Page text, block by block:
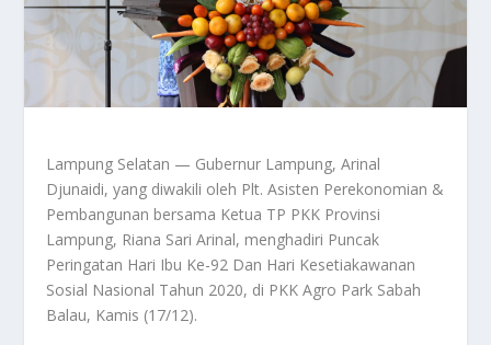
Lampung Selatan — Gubernur Lampung, Arinal
Djunaidi, yang diwakili oleh Plt. Asisten Perekonomian &
Pembangunan bersama Ketua TP PKK Provinsi
Lampung, Riana Sari Arinal, menghadiri Puncak
Peringatan Hari Ibu Ke-92 Dan Hari Kesetiakawanan
Sosial Nasional Tahun 2020, di PKK Agro Park Sabah
Balau, Kamis (17/12).